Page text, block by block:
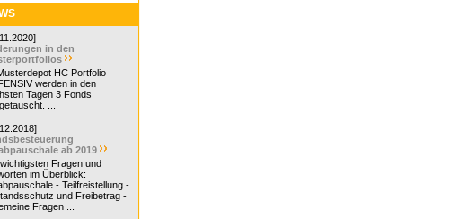
in den
HC Portfolio
werden in den
Tagen 3 Fonds
...
ab 2019
Fragen und
im Überblick:
- Teilfreistellung -
und Freibetrag -
Fragen ...